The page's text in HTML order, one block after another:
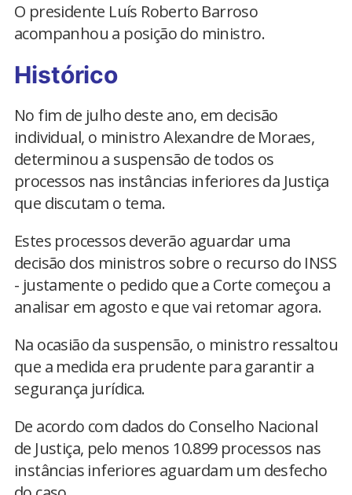
O presidente Luís Roberto Barroso
acompanhou a posição do ministro.
Histórico
No fim de julho deste ano, em decisão
individual, o ministro Alexandre de Moraes,
determinou a suspensão de todos os
processos nas instâncias inferiores da Justiça
que discutam o tema.
Estes processos deverão aguardar uma
decisão dos ministros sobre o recurso do INSS
- justamente o pedido que a Corte começou a
analisar em agosto e que vai retomar agora.
Na ocasião da suspensão, o ministro ressaltou
que a medida era prudente para garantir a
segurança jurídica.
De acordo com dados do Conselho Nacional
de Justiça, pelo menos 10.899 processos nas
instâncias inferiores aguardam um desfecho